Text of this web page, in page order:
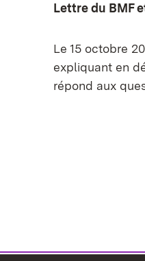
Lettre du BMF
Le 15 octobre
expliquant en
répond aux